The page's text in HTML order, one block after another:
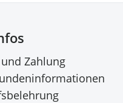
Zahlung